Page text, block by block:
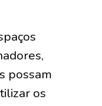
possam
os